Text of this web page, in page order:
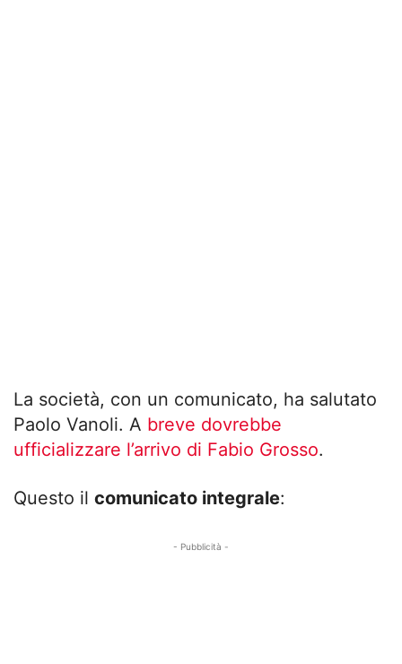
La società, con un comunicato, ha salutato
Paolo Vanoli. A breve dovrebbe
ufficializzare l’arrivo di Fabio Grosso.
Questo il comunicato integrale:
- Pubblicità -